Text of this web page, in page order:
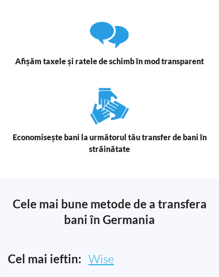
Afișăm taxele și ratele de schimb în mod transparent
Economisește bani la următorul tău transfer de bani în
străinătate
Cele mai bune metode de a transfera
bani în Germania
Cel mai ieftin: Wise